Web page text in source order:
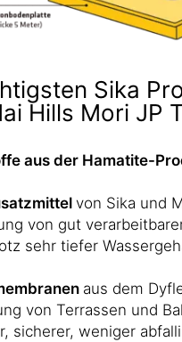
Sika
Hills Mori JP
aus der Hamatite-
von Sika und
von gut
sehr tiefer
aus dem
von Terrassen und
sicherer, weniger